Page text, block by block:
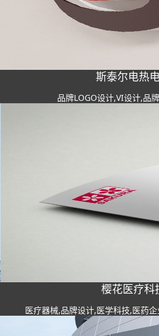
斯泰尔电热
品牌LOGO设计,VI设计,品
樱花医疗科
医疗器械,品牌设计,医学科技,医药